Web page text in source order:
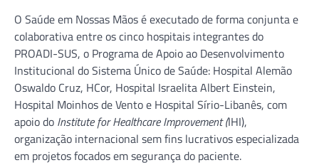
O Saúde em Nossas Mãos é executado de forma conjunta e
colaborativa entre os cinco hospitais integrantes do
PROADI-SUS, o Programa de Apoio ao Desenvolvimento
Institucional do Sistema Único de Saúde: Hospital Alemão
Oswaldo Cruz, HCor, Hospital Israelita Albert Einstein,
Hospital Moinhos de Vento e Hospital Sírio-Libanês, com
apoio do Institute for Healthcare Improvement (IHI),
organização internacional sem fins lucrativos especializada
em projetos focados em segurança do paciente.